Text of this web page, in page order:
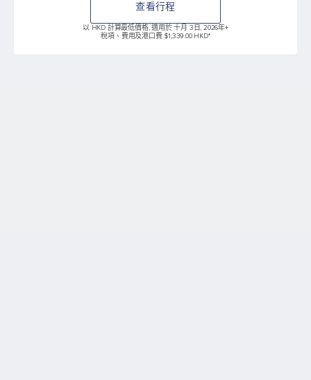
查看行程
以 HKD 計算最低價格, 適用於 十月 3日, 2026年+
稅項、費用及港口費 $1,339.00 HKD*